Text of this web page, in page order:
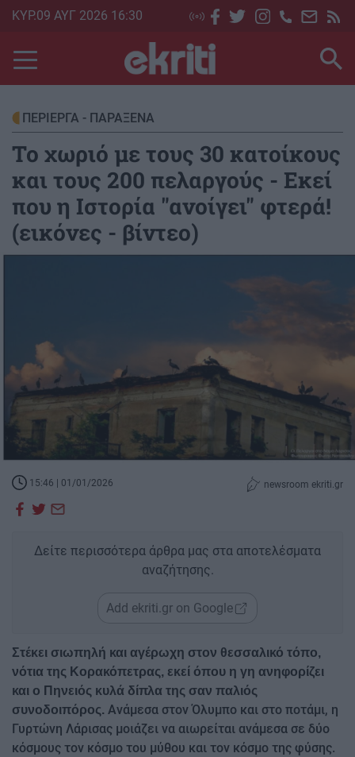
Skip
main
content
ΚΥΡ.09 ΑΥΓ 2026 16:30
ΠΕΡΙΕΡΓΑ - ΠΑΡΑΞΕΝΑ
Το χωριό με τους 30 κατοίκους
και τους 200 πελαργούς - Εκεί
που η Ιστορία "ανοίγει" φτερά!
(εικόνες - βίντεο)
15:46 | 01/01/2026 newsroom ekriti.gr
Δείτε περισσότερα άρθρα μας στα αποτελέσματα
αναζήτησης.
Add ekriti.gr on Google
Στέκει σιωπηλή και αγέρωχη στον θεσσαλικό τόπο,
νότια της Κορακόπετρας, εκεί όπου η γη ανηφορίζει
και ο Πηνειός κυλά δίπλα της σαν παλιός
συνοδοιπόρος. Ανάμεσα στον Όλυμπο και στο ποτάμι, η
Γυρτώνη Λάρισας μοιάζει να αιωρείται ανάμεσα σε δύο
κόσμους τον κόσμο του μύθου και τον κόσμο της φύσης.